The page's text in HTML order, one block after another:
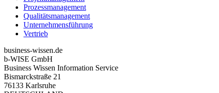
Prozessmanagement
Qualitätsmanagement
Unternehmensführung
Vertrieb
business-wissen.de
b-WISE GmbH
Business Wissen Information Service
Bismarckstraße 21
76133 Karlsruhe